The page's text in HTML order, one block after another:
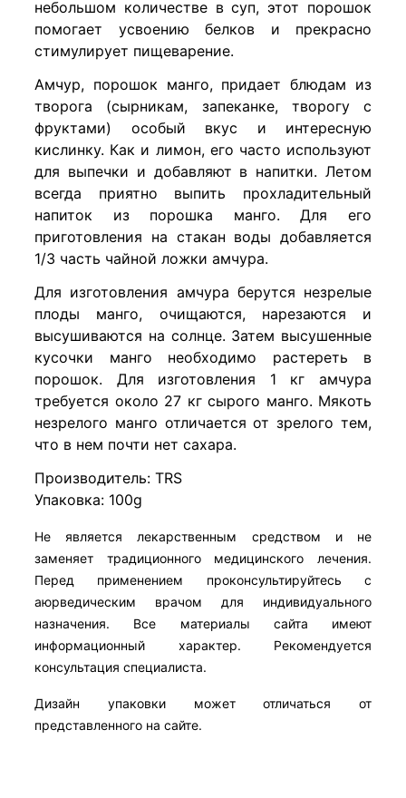
небольшом количестве в суп, этот порошок
помогает усвоению белков и прекрасно
стимулирует пищеварение.
Амчур, порошок манго, придает блюдам из
творога (сырникам, запеканке, творогу с
фруктами) особый вкус и интересную
кислинку. Как и лимон, его часто используют
для выпечки и добавляют в напитки. Летом
всегда приятно выпить прохладительный
напиток из порошка манго. Для его
приготовления на стакан воды добавляется
1/3 часть чайной ложки амчура.
Для изготовления амчура берутся незрелые
плоды манго, очищаются, нарезаются и
высушиваются на солнце. Затем высушенные
кусочки манго необходимо растереть в
порошок. Для изготовления 1 кг амчура
требуется около 27 кг сырого манго. Мякоть
незрелого манго отличается от зрелого тем,
что в нем почти нет сахара.
Производитель: TRS
Упаковка: 100g
Не является лекарственным средством и не
заменяет традиционного медицинского лечения.
Перед применением проконсультируйтесь с
аюрведическим врачом для индивидуального
назначения. Все материалы сайта имеют
информационный характер. Рекомендуется
консультация специалиста.
Дизайн упаковки может отличаться от
представленного на сайте.